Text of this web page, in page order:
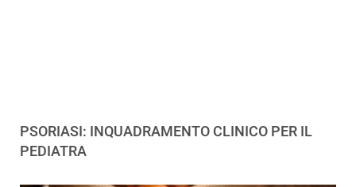
PSORIASI: INQUADRAMENTO CLINICO PER IL
PEDIATRA